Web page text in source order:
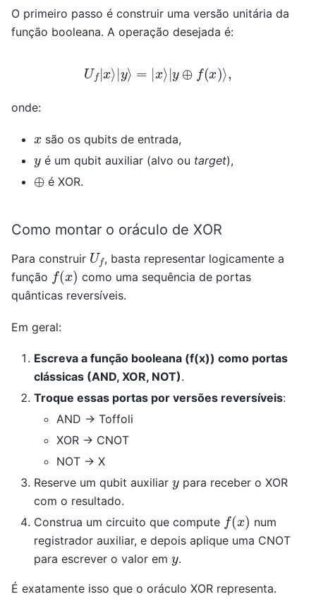
O primeiro passo é construir uma versão unitária da
função booleana. A operação desejada é:
Uf|x⟩|y |x⟩ |y ⊕ (x)⟩,
onde:
x são os qubits de entrada,
yé um qubit auxiliar (alvo ou target),
⊕ é XOR.
Como montar o oráculo de XOR
Para construir Uf, basta representar logicamente a
função f(x) como uma sequência de portas
quânticas reversíveis.
Em geral:
Escreva a função booleana (f(x)) como portas
clássicas (AND, XOR, NOT).
Troque essas portas por versões reversíveis:
AND → Toffoli
XOR → CNOT
NOT → X
Reserve um qubit auxiliar ypara receber o XOR
com o resultado.
Construa um circuito que compute f(x) num
registrador auxiliar, e depois aplique uma CNOT
para escrever o valor em y.
É exatamente isso que o oráculo XOR representa.